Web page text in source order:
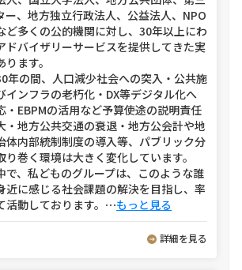
ー、地方独立行政法人、公益法人、NPO
ど多くの公的機関に対し、30年以上にわ
ドバイザリーサービスを提供してきた実
ます。
年の間、人口減少社会への突入・公共施
インフラの老朽化・DX等デジタル化へ
・EBPMの活用など予算使途の説明責任
・地方公共交通の衰退・地方公会計や地
体内部統制制度の導入等、パブリック分
り巻く環境は大きく変化しています。
で、私どものグループは、このような誰
近に感じる社会課題の解決を目指し、率
活動しております。 ⋯もっと見る
詳細を見る